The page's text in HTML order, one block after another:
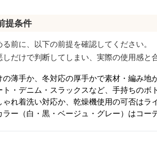
提条件
前に、以下の前提を確認してください。
だけで判断してしまい、実際の使用感と
の薄手か、冬対応の厚手かで素材・編み地
ト・デニム・スラックスなど、手持ちの
れ着洗い対応か、乾燥機使用の可否はラ
ラー（白・黒・ベージュ・グレー）はコ